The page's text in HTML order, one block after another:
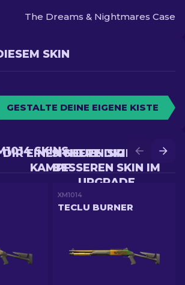
The Dreams & Nightmares Case
SKIN
GESTALTE DEINE EIGENE KISTE
SICHERE DIR EINEN
BESSEREN SKIN IM
UPGRADE
EINEN NEUEN SKIN IM
KAMPF
SKINS
XM1014
TECLU BURNER